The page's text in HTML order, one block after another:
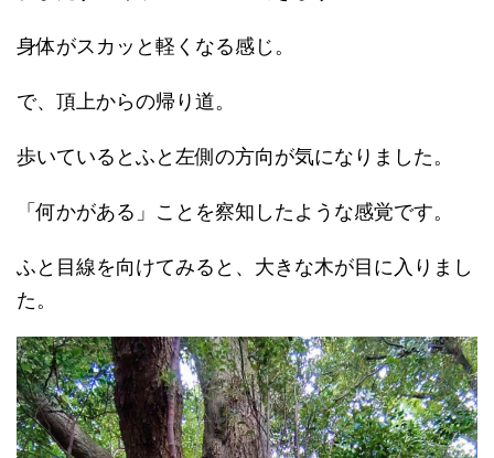
身体がスカッと軽くなる感じ。
で、頂上からの帰り道。
歩いているとふと左側の方向が気になりました。
「何かがある」ことを察知したような感覚です。
ふと目線を向けてみると、大きな木が目に入りまし
た。